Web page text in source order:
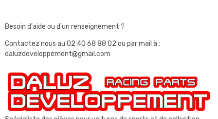
Besoin d'aide ou d'un renseignement ?
Contactez nous au 02 40 68 88 02 ou par mail à :
daluzdeveloppement@gmail.com